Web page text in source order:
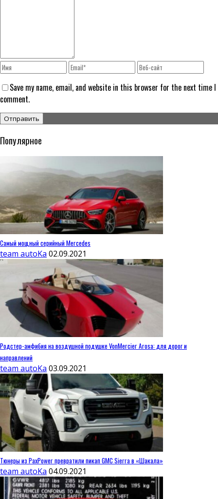
Save my name, email, and website in this browser for the next time I
comment.
Популярное
Самый мощный серийный Mercedes
team autoKa 02.09.2021
Родстер-амфибия на воздушной подушке VonMercier Arosa: для дорог и
направлений
team autoKa 03.09.2021
Тюнеры из PaxPower превратили пикап GMC Sierra в «Шакала»
team autoKa 04.09.2021